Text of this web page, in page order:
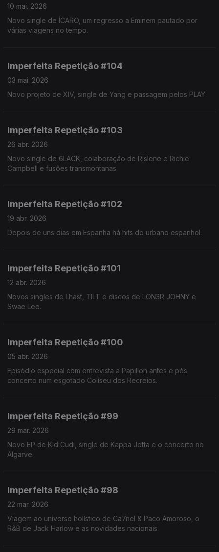
10 mai. 2026
Novo single de ÍCARO, um regresso a Eminem pautado por
várias viagens no tempo.
Imperfeita Repetição #104
03 mai. 2026
Novo projeto de XIV, single de Yang e passagem pelos PLAY.
Imperfeita Repetição #103
26 abr. 2026
Novo single de 6LACK, colaboração de Rislene e Richie
Campbell e fusões transmontanas.
Imperfeita Repetição #102
19 abr. 2026
Depois de uns dias em Espanha há hits do urbano espanhol.
Imperfeita Repetição #101
12 abr. 2026
Novos singles de Lhast, TILT e discos de LON3R JOHNY e
Swae Lee.
Imperfeita Repetição #100
05 abr. 2026
Episódio especial com entrevista a Papillon antes e pós
concerto num esgotado Coliseu dos Recreios.
Imperfeita Repetição #99
29 mar. 2026
Novo EP de Kid Cudi, single de Kappa Jotta e o concerto no
Algarve.
Imperfeita Repetição #98
22 mar. 2026
Viagem ao universo holístico de Ca7riel & Paco Amoroso, o
R&B de Jack Harlow e as novidades nacionais.